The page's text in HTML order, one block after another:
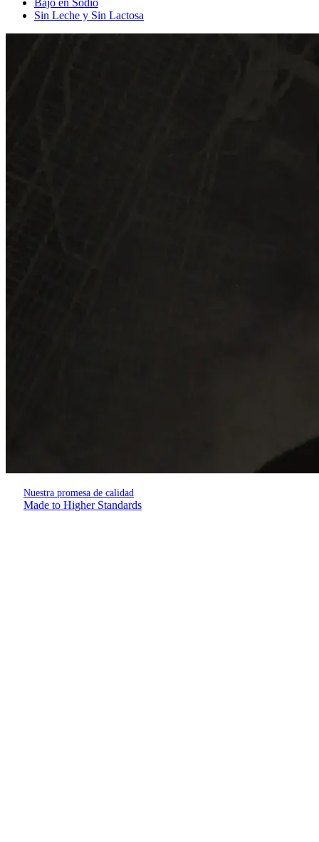
Sin Leche y Sin Lactosa
Nuestra promesa de calidad
Made to Higher Standards